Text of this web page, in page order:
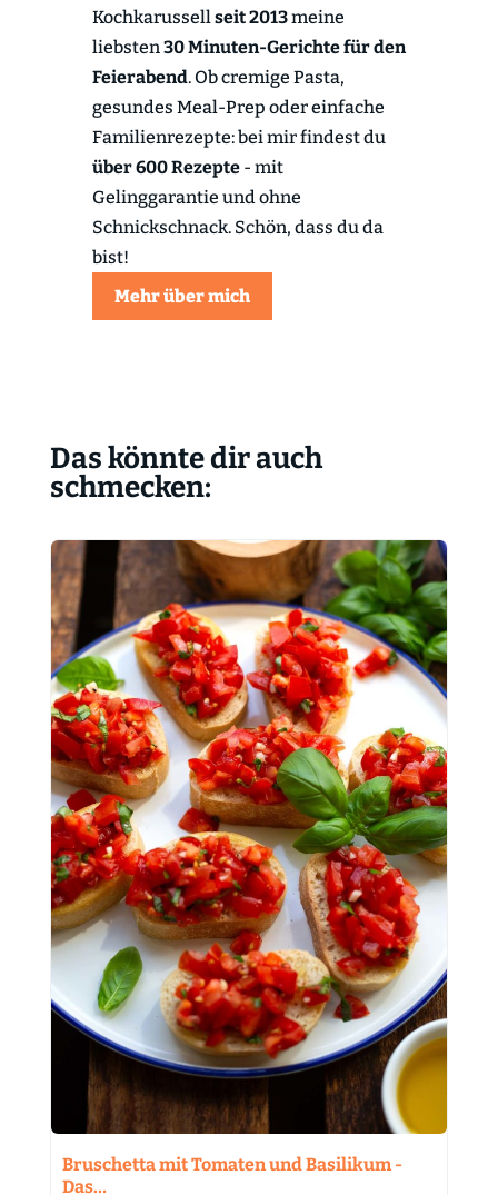
Kochkarussellseit 2013meine
liebsten30 Minuten-Gerichte für den
Feierabend. Ob cremige Pasta,
gesundes Meal-Prep oder einfache
Familienrezepte: bei mir findest du
über 600 Rezepte- mit
Gelinggarantie und ohne
Schnickschnack. Schön, dass du da
bist!
Mehr über mich
Das könnte dir auch
schmecken:
Bruschetta mit Tomaten und Basilikum -
Das…